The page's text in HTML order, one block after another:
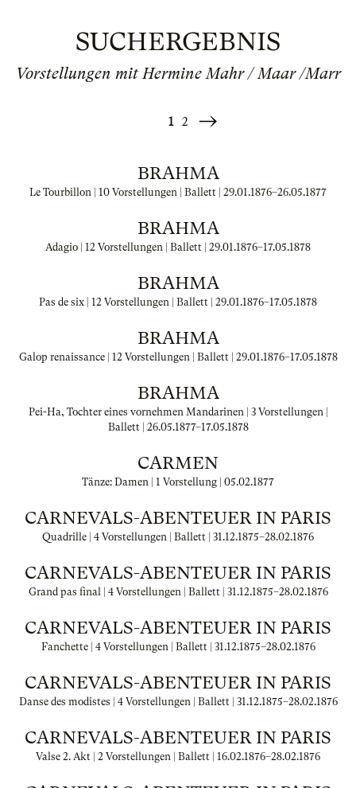
SUCHERGEBNIS
Vorstellungen mit Hermine Mahr / Maar /Marr
1 2
Weiter
BRAHMA
Le Tourbillon | 10 Vorstellungen | Ballett | 29.01.1876–26.05.1877
BRAHMA
Adagio | 12 Vorstellungen | Ballett | 29.01.1876–17.05.1878
BRAHMA
Pas de six | 12 Vorstellungen | Ballett | 29.01.1876–17.05.1878
BRAHMA
Galop renaissance | 12 Vorstellungen | Ballett | 29.01.1876–17.05.1878
BRAHMA
Pei-Ha, Tochter eines vornehmen Mandarinen | 3 Vorstellungen |
Ballett | 26.05.1877–17.05.1878
CARMEN
Tänze: Damen | 1 Vorstellung | 05.02.1877
CARNEVALS-ABENTEUER IN PARIS
Quadrille | 4 Vorstellungen | Ballett | 31.12.1875–28.02.1876
CARNEVALS-ABENTEUER IN PARIS
Grand pas final | 4 Vorstellungen | Ballett | 31.12.1875–28.02.1876
CARNEVALS-ABENTEUER IN PARIS
Fanchette | 4 Vorstellungen | Ballett | 31.12.1875–28.02.1876
CARNEVALS-ABENTEUER IN PARIS
Danse des modistes | 4 Vorstellungen | Ballett | 31.12.1875–28.02.1876
CARNEVALS-ABENTEUER IN PARIS
Valse 2. Akt | 2 Vorstellungen | Ballett | 16.02.1876–28.02.1876